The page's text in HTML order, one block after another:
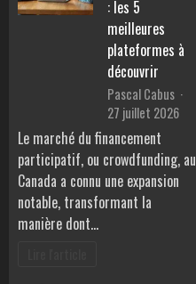
: les 5
meilleures
plateformes à
découvrir
Pascal Cabus
27 juillet 2026
Le marché du financement
participatif, ou crowdfunding, au
Canada a connu une expansion
notable, transformant la
manière dont…